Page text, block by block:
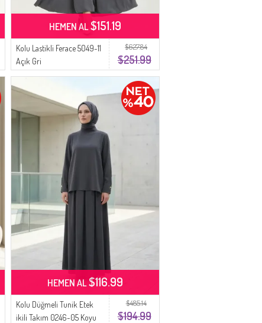
$627.84
$251.99
Kolu Lastikli Ferace 5049-11
Açık Gri
HEMEN AL$151.19
$485.14
$194.99
Kolu Düğmeli Tunik Etek
ikili Takım 0246-05 Koyu
HEMEN AL$116.99